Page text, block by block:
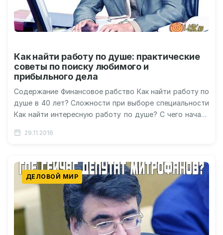
Как найти работу по душе: практические
советы по поиску любимого и
прибыльного дела
Содержание Финансовое рабство Как найти работу по
душе в 40 лет? Сложности при выборе специальности
Как найти интересную работу по душе? С чего начать
29.11.2016
ДЕЛОВОЙ МИР